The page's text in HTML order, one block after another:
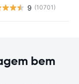
9 (10701)
bem